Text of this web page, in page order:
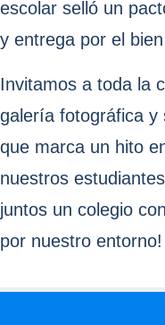
escolar selló un
y entrega por el
Invitamos a toda la
galería fotográfica y
que marca un hito
nuestros
juntos un colegio
por nuestro entorno!